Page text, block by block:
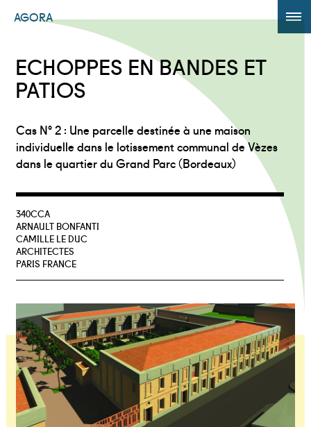
AGORA
AGORA +
ECHOPPES EN BANDES ET
PATIOS
Cas N° 2 : Une parcelle destinée à une maison
individuelle dans le lotissement communal de Vèzes
dans le quartier du Grand Parc (Bordeaux)
340CCA
ARNAULT BONFANTI
CAMILLE LE DUC
ARCHITECTES
PARIS FRANCE